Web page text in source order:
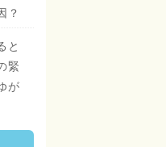
？
と
緊
が